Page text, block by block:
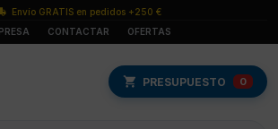
Envío GRATIS en pedidos +250 €
CONTACTAR OFERTAS
PRESUPUESTO 0